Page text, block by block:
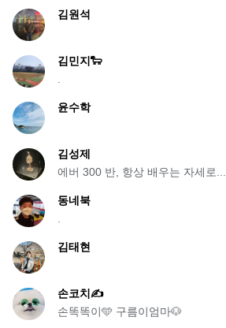
김원석
김민지🐑
.
윤수학
김성제
에버 300 반, 항상 배우는 자세로...
동네북
.
김태현
손코치✍️
손똑똑이🩵 구름이엄마🐶